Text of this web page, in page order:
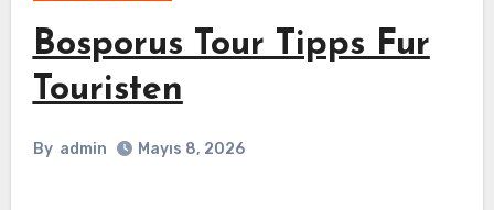
Bosporus Tour Tipps Fur
Touristen
By admin Mayıs 8, 2026